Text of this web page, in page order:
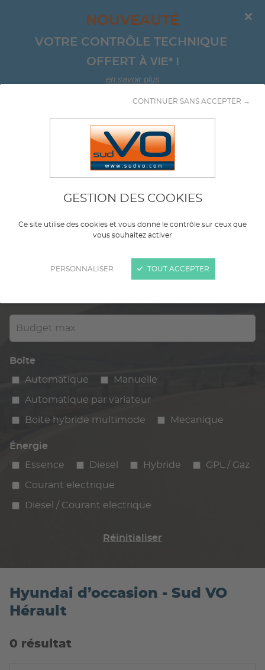
GESTION DES COOKIES
Ce site utilise des cookies et vous donne le contrôle sur ceux que
vous souhaitez activer
PERSONNALISER
CONTINUER SANS ACCEPTER →
TOUT ACCEPTER
NOUVEAUTÉ
VOTRE CONTRÔLE TECHNIQUE
OFFERT À VIE*!
en savoir plus
Aller au contenu
Budget max
Boîte
Automatique
Manuelle
Automatique par variateur
Boite hybride multimode Mecanique
Énergie
Essence
Diesel Hybride GPL / Gaz
Courant electrique
Diesel / Courant electrique
Réinitialiser
Hyundai d’occasion - Sud VO
Hérault
0 résultat